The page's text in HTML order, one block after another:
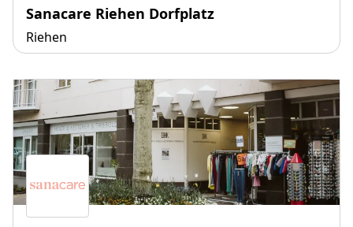
Sanacare Riehen Dorfplatz
Riehen